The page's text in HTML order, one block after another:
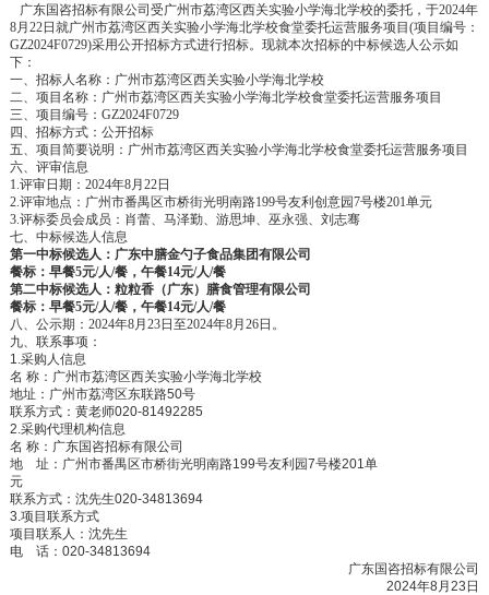
广东国咨招标有限公司受广州市荔湾区西关实验小学海北学校的委托，于2024年
8月22日就广州市荔湾区西关实验小学海北学校食堂委托运营服务项目(项目编号：
GZ2024F0729)采用公开招标方式进行招标。现就本次招标的中标候选人公示如
下：
一、招标人名称：广州市荔湾区西关实验小学海北学校
二、项目名称：广州市荔湾区西关实验小学海北学校食堂委托运营服务项目
三、项目编号： GZ2024F0729
四、招标方式：公开招标
五、项目简要说明：广州市荔湾区西关实验小学海北学校食堂委托运营服务项目
六、评审信息
1.评审日期：2024年8月22日
2.评审地点：广州市番禺区市桥街光明南路199号友利创意园7号楼201单元
3.评标委员会成员：肖蕾、马泽勤、游思坤、巫永强、刘志骞
七、中标候选人信息
第一中标候选人：广东中膳金勺子食品集团有限公司
餐标：早餐5元/人/餐，午餐14元/人/餐
第二中标候选人：粒粒香（广东）膳食管理有限公司
餐标：早餐5元/人/餐，午餐14元/人/餐
八、公示期： 2024年8月23日至2024年8月26日。
九、联系事项：
1.采购人信息
名 称：广州市荔湾区西关实验小学海北学校
地址：广州市荔湾区东联路50号
联系方式：黄老师020-81492285
2.采购代理机构信息
名 称：广东国咨招标有限公司
地 址：广州市番禺区市桥街光明南路199号友利园7号楼201单
元
联系方式：沈先生020-34813694
3.项目联系方式
项目联系人：沈先生
电 话： 020-34813694
广东国咨招标有限公司
2024年8月23 日